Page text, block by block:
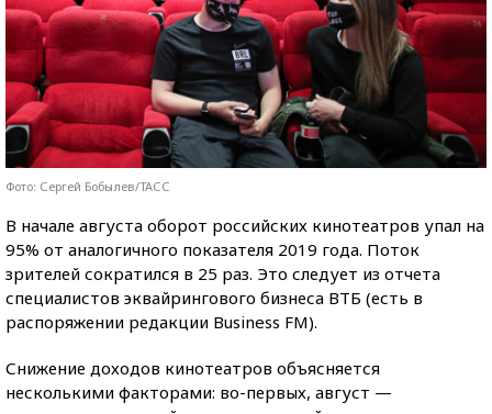
Фото: Сергей Бобылев/ТАСС
В начале августа оборот российских кинотеатров упал на
95% от аналогичного показателя 2019 года. Поток
зрителей сократился в 25 раз. Это следует из отчета
специалистов эквайрингового бизнеса ВТБ (есть в
распоряжении редакции Business FM).
Снижение доходов кинотеатров объясняется
несколькими факторами: во-первых, август —